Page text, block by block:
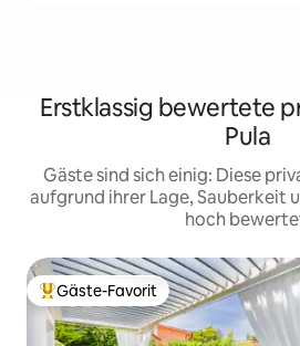
Erstklassig bewertete
Pula
Gäste sind sich einig: Diese
aufgrund ihrer Lage, Sauberkeit
hoch
Beliebter Gäste-Favorit.
Gäste-Favorit